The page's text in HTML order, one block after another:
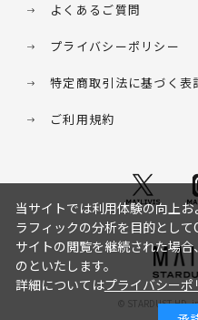
よくあるご質問
プライバシーポリシー
特定商取引法に基づく表
ご利用規約
© STARDUST HD.
当サイトでは利用体験の向上
ラフィックの分析を目的として
サイトの閲覧を継続された場
のといたします。
詳細についてはプライバシーポ